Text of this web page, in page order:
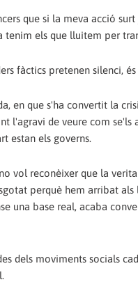
que si la meva acció
els que lluitem per
fàctics pretenen silenci,
en que s'ha convertit la
l'agravi de veure com
estan els governs.
vol reconèixer que la
perquè hem arribat
una base real, acaba
dels moviments socials